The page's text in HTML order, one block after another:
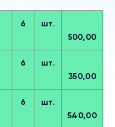
6
шт.
500,00
6
шт.
350,00
6
шт.
540,00